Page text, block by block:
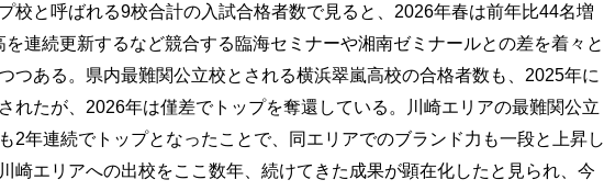
校と呼ばれる9校合計の入試合格者数で見ると、2026年春は前年比44名増
連続更新するなど競合する臨海セミナーや湘南ゼミナールとの差を着々と
つある。県内最難関公立校とされる横浜翠嵐高校の合格者数も、2025年に
れたが、2026年は僅差でトップを奪還している。川崎エリアの最難関公立
2年連続でトップとなったことで、同エリアでのブランド力も一段と上昇し
崎エリアへの出校をここ数年、続けてきた成果が顕在化したと見られ、今